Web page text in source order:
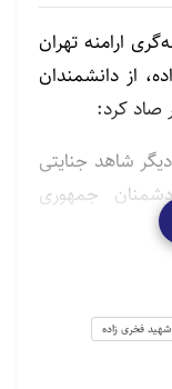
ارامنه تهران
از دانشمندان
صاد کرد:
ایران بار دیگر شاهد جنایتی
جمهوری
در آن دخیل
این مرز و بوم
پژوهش و
شهید فخری زاده